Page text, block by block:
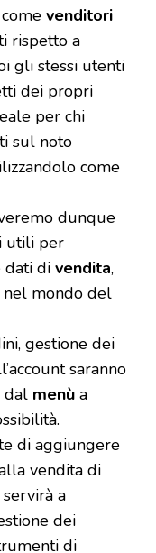
venditori
rispetto a
gli stessi utenti
dei propri
per chi
sul noto
come
dunque
utili per
dati di vendita,
nel mondo del
gestione dei
saranno
dal menù a
di aggiungere
vendita di
a
dei
di